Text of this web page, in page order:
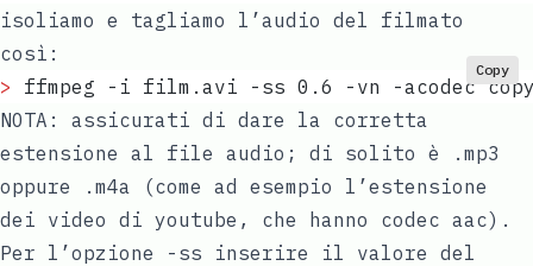
isoliamo e tagliamo l’audio del filmato
così:
> ffmpeg -i film.avi -ss 0.6 -vn -acodec copy
Copy
NOTA: assicurati di dare la corretta
estensione al file audio; di solito è .mp3
oppure .m4a (come ad esempio l’estensione
dei video di youtube, che hanno codec aac).
Per l’opzione -ss inserire il valore del